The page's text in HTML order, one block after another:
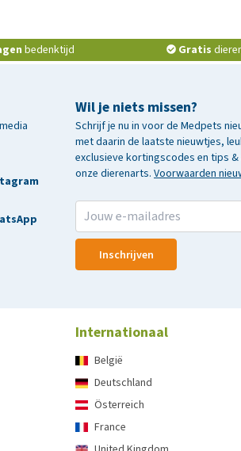
bedenktijd Gratis
Wil je niets missen?
Schrijf je nu in voor de Medpets
met daarin de laatste nieuwtjes,
exclusieve kortingscodes en tips &
onze dierenarts. Voorwaarden
Inschrijven
Internationaal
België
Deutschland
Österreich
France